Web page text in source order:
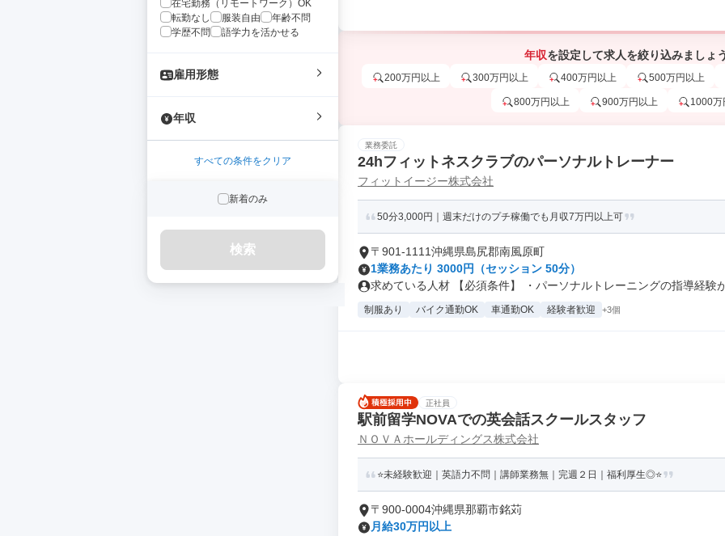
在宅勤務（リモートワーク）OK
転勤なし
服装自由
年齢不問
学歴不問
語学力を活かせる
雇用形態
年収
すべての条件をクリア
新着のみ
検索
年収を設定して求人を絞り込みましょ
200万円以上 300万円以上 400万円以上 500万円以上
800万円以上 900万円以上 1000万
業務委託
24hフィットネスクラブのパーソナルトレーナー
フィットイージー株式会社
50分3,000円｜週末だけのプチ稼働でも月収7万円以上可
〒901-1111沖縄県島尻郡南風原町
1業務あたり 3000円（セッション 50分）
求めている人材 【必須条件】 ・パーソナルトレーニングの指導経験
制服あり バイク通勤OK 車通勤OK 経験者歓迎 +3個
正社員
駅前留学NOVAでの英会話スクールスタッフ
ＮＯＶＡホールディングス株式会社
⭐未経験歓迎｜英語力不問｜講師業務無｜完週２日｜福利厚生◎⭐
〒900-0004沖縄県那覇市銘苅
月給30万円以上